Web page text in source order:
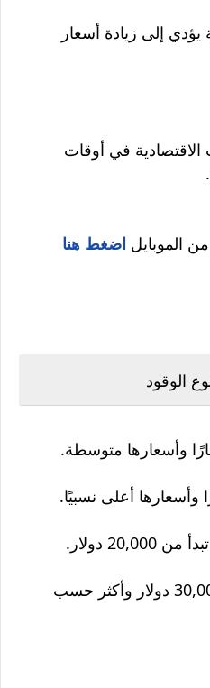
يؤدي إلى زيادة أسعار
في أوقات
الموبايل اضغط هنا
الوقود
وأسعارها متوسطة.
وأسعارها أعلى نسبيًا.
دولار.
: من 30,000 دولار وأكثر حسب